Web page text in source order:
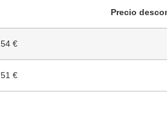
Precio
54 €
51 €